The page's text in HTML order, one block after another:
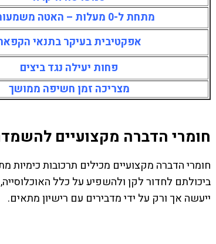
מתחת ל-0 מעלות – האטה משמעותית
אפקטיבית בעיקר בתנאי
פחות יעילה נגד ביצים
מצריכה זמן חשיפה ממושך
חומרי הדברה מקצועיים
חומרי הדברה מקצועיים מכילים תרכובות
ביכולתם לחדור לקן ולהשפיע על כלל
ייעשה אך ורק על ידי מדבירים עם רישיון מתאים.